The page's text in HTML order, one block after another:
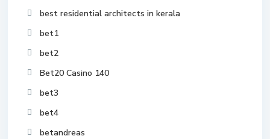
best residential architects in kerala
bet1
bet2
Bet20 Casino 140
bet3
bet4
betandreas